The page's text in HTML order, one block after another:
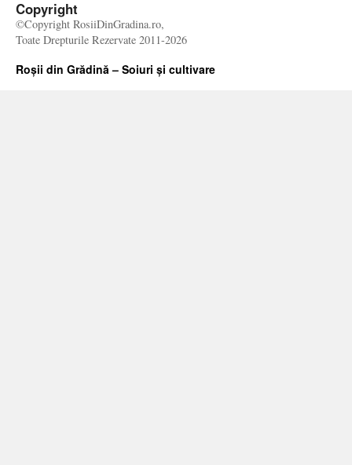
Copyright
©Copyright RosiiDinGradina.ro,
Toate Drepturile Rezervate 2011-2026
Roșii din Grădină – Soiuri și cultivare